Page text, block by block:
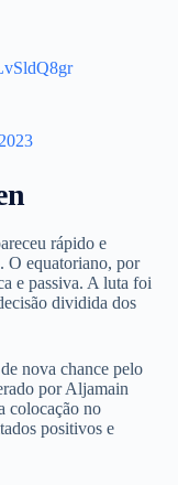
rápido e
O equatoriano, por
e passiva. A luta foi
dividida dos
nova chance pelo
por Aljamain
colocação no
positivos e